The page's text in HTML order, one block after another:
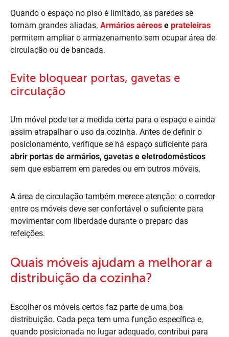
Quando o espaço no piso é limitado, as paredes se
tornam grandes aliadas. Armários aéreos e prateleiras
permitem ampliar o armazenamento sem ocupar área de
circulação ou de bancada.
Evite bloquear portas, gavetas e
circulação
Um móvel pode ter a medida certa para o espaço e ainda
assim atrapalhar o uso da cozinha. Antes de definir o
posicionamento, verifique se há espaço suficiente para
abrir portas de armários, gavetas e eletrodomésticos
sem que esbarrem em paredes ou em outros móveis.
A área de circulação também merece atenção: o corredor
entre os móveis deve ser confortável o suficiente para
movimentar com liberdade durante o preparo das
refeições.
Quais móveis ajudam a melhorar a
distribuição da cozinha?
Escolher os móveis certos faz parte de uma boa
distribuição. Cada peça tem uma função específica e,
quando posicionada no lugar adequado, contribui para